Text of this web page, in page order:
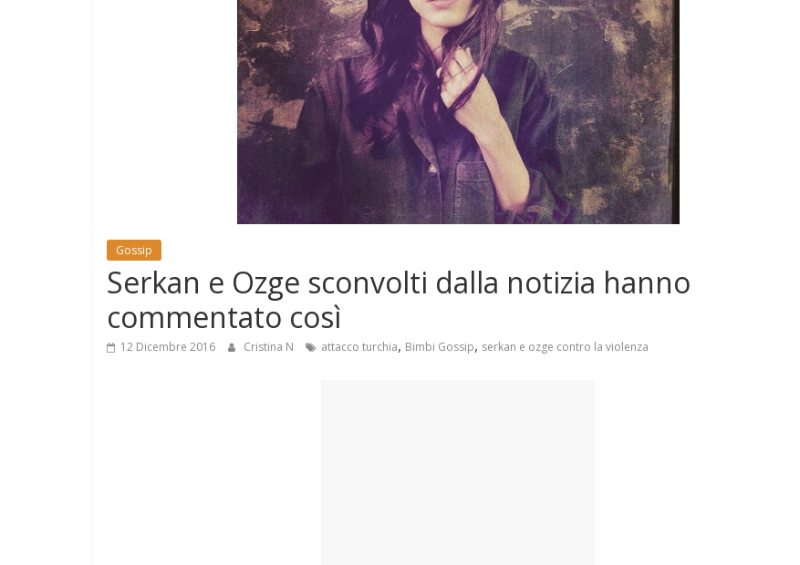
Gossip
Serkan e Ozge sconvolti dalla notizia hanno
commentato così
12 Dicembre 2016 Cristina N attacco turchia, Bimbi Gossip, serkan e ozge contro la violenza